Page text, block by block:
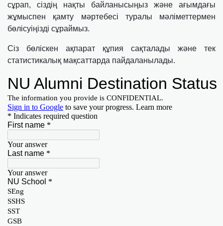
сұрап, сіздің нақты байланысыңыз және ағымдағы
жұмыспен қамту мәртебесі туралы мәліметтермен
бөлісуіңізді сұраймыз.
Сіз бөліскен ақпарат құпия сақталады және тек
статистикалық мақсаттарда пайдаланылады.